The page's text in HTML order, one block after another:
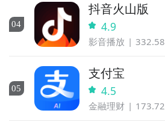
04
抖音火山版
4.9
影音播放
05
支付宝
4.5
金融理财